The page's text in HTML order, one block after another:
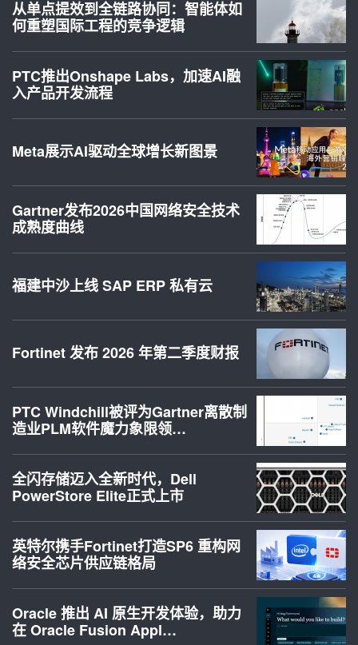
从单点提效到全链路协同：智能体如
何重塑国际工程的竞争逻辑
PTC推出Onshape Labs，加速AI融
入产品开发流程
Meta展示AI驱动全球增长新图景
Gartner发布2026中国网络安全技术
成熟度曲线
福建中沙上线 SAP ERP 私有云
Fortinet 发布 2026 年第二季度财报
PTC Windchill被评为Gartner离散制
造业PLM软件魔力象限领…
全闪存储迈入全新时代，Dell
PowerStore Elite正式上市
英特尔携手Fortinet打造SP6 重构网
络安全芯片供应链格局
Oracle 推出 AI 原生开发体验，助力
在 Oracle Fusion Appl…